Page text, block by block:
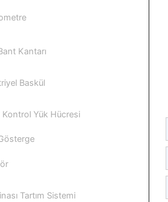
Kantarı
Baskül
Kontrol Yük Hücresi
Tartım Sistemi